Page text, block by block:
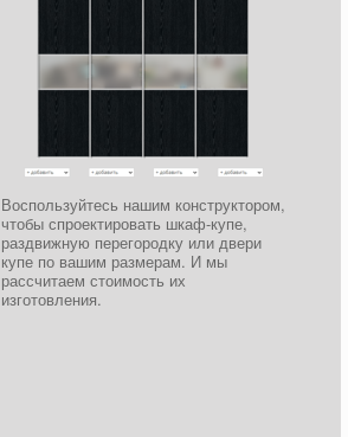
Воспользуйтесь нашим конструктором,
чтобы спроектировать шкаф-купе,
раздвижную перегородку или двери
купе по вашим размерам. И мы
рассчитаем стоимость их
изготовления.